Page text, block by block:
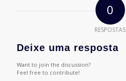
0
RESPOSTAS
Deixe uma resposta
Want to join the discussion?
Feel free to contribute!